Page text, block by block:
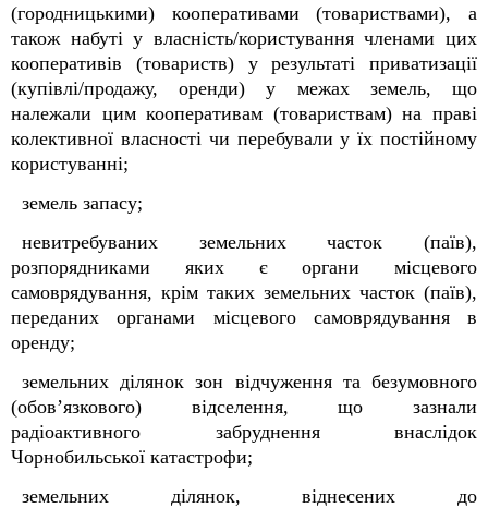
(городницькими) кооперативами (товариствами), а
також набуті у власність/користування членами цих
кооперативів (товариств) у результаті приватизації
(купівлі/продажу, оренди) у межах земель, що
належали цим кооперативам (товариствам) на праві
колективної власності чи перебували у їх постійному
користуванні;
земель запасу;
невитребуваних земельних часток (паїв),
розпорядниками яких є органи місцевого
самоврядування, крім таких земельних часток (паїв),
переданих органами місцевого самоврядування в
оренду;
земельних ділянок зон відчуження та безумовного
(обов’язкового) відселення, що зазнали
радіоактивного забруднення внаслідок
Чорнобильської катастрофи;
земельних ділянок, віднесених до